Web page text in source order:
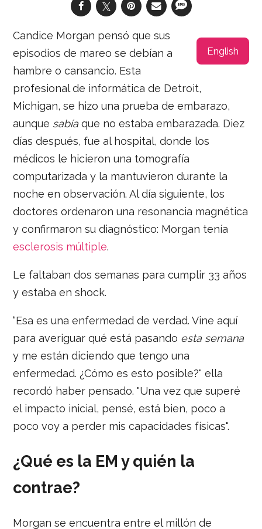
English
Candice Morgan pensó que sus
episodios de mareo se debían a
hambre o cansancio. Esta
profesional de informática de Detroit,
Michigan, se hizo una prueba de embarazo,
aunque sabía que no estaba embarazada. Diez
días después, fue al hospital, donde los
médicos le hicieron una tomografía
computarizada y la mantuvieron durante la
noche en observación. Al día siguiente, los
doctores ordenaron una resonancia magnética
y confirmaron su diagnóstico: Morgan tenía
esclerosis múltiple.
Le faltaban dos semanas para cumplir 33 años
y estaba en shock.
“Esa es una enfermedad de verdad. Vine aquí
para averiguar qué está pasando esta semana
y me están diciendo que tengo una
enfermedad. ¿Cómo es esto posible?" ella
recordó haber pensado. "Una vez que superé
el impacto inicial, pensé, está bien, poco a
poco voy a perder mis capacidades físicas".
¿Qué es la EM y quién la
contrae?
Morgan se encuentra entre el millón de